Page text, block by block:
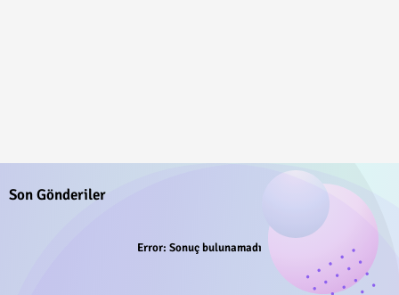
Son Gönderiler
Error: Sonuç bulunamadı